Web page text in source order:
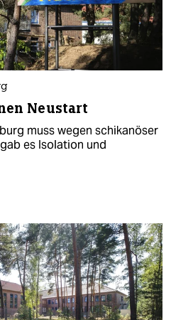
Neustart
muss wegen schikanöser
es Isolation und